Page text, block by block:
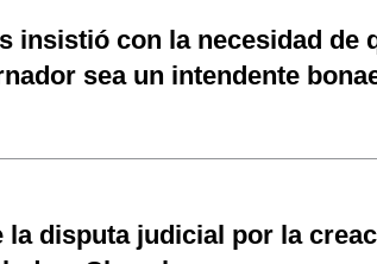
insistió con la necesidad de
sea un intendente
la disputa judicial por la